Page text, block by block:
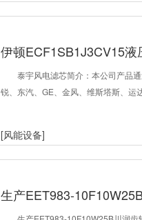
伊顿ECF1SB1J3CV15液
泰宇风电滤芯简介：本公司产品
锐、东汽、GE、金风、维斯塔斯、运
[风能设备]
生产EET983-